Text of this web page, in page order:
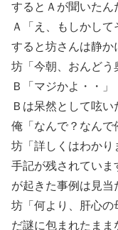
するとＡが聞いたん
Ａ「え、もしかして
すると坊さんは静か
坊「今朝、おんどう
Ｂ「マジかよ・・」
Ｂは呆然として呟い
俺「なんで？なんで
坊「詳しくはわかり
手記が残されていま
が起きた事例は見当
坊「何より、肝心の
だ謎に包まれたまま